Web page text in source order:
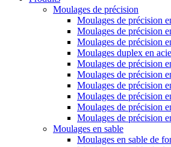
Moulages de précision
Moulages de précision
Moulages de précision
Moulages de précision
Moulages duplex en
Moulages de précision
Moulages de précision
Moulages de précision
Moulages de précision
Moulages de précision
Moulages de précision
Moulages en sable
Moulages en sable de